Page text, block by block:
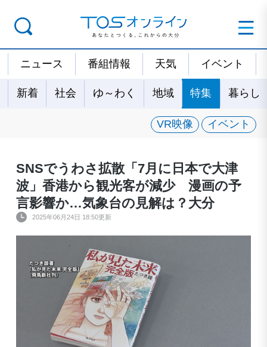
ニュース 番組情報 天気 イベント
新着 社会 ゆ～わく 地域 特集 暮らし
VR映像 イベント
SNSでうわさ拡散「7月に日本で大津
波」香港から観光客が減少 漫画の予
言影響か…気象台の見解は？大分
2025年06月24日 18:50更新